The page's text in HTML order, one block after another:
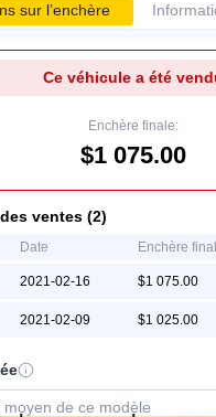
sur l’enchère
Ce véhicule a été
Enchère finale:
$1 075.00
ventes (2)
Date Enchère
2021-02-16 $1 075.00
2021-02-09 $1 025.00
moyen de ce modèle